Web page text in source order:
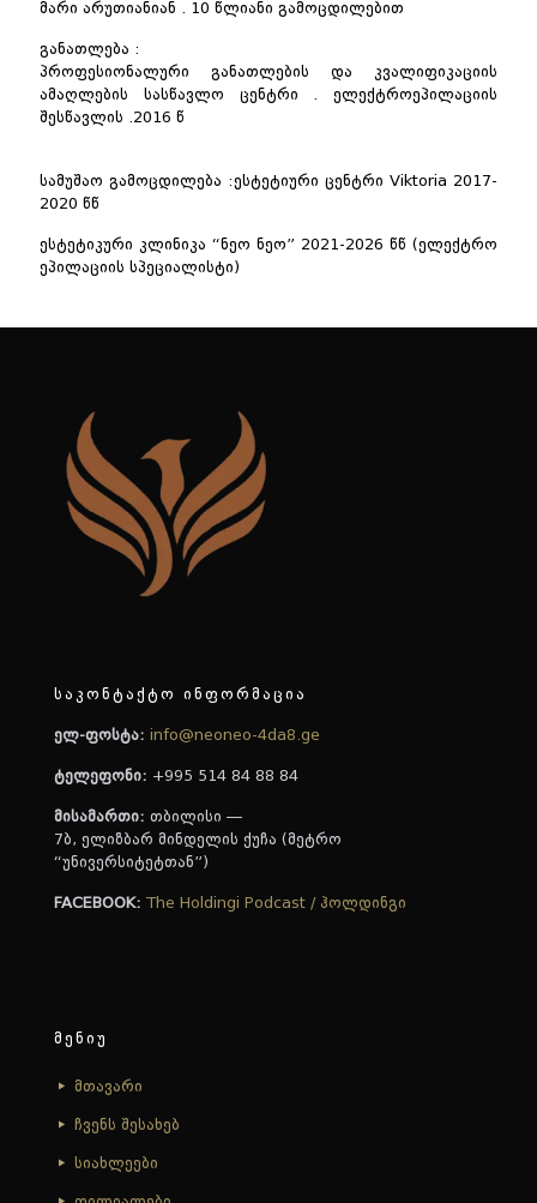
მარი არუთიანიან . 10 წლიანი გამოცდილებით
განათლება :
პროფესიონალური განათლების და კვალიფიკაციის
ამაღლების სასწავლო ცენტრი . ელექტროეპილაციის
შესწავლის .2016 წ
სამუშაო გამოცდილება :ესტეტიური ცენტრი Viktoria 2017-
2020 წწ
ესტეტიკური კლინიკა “ნეო ნეო” 2021-2026 წწ (ელექტრო
ეპილაციის სპეციალისტი)
საკონტაქტო ინფორმაცია
ელ-ფოსტა: info@neoneo-4da8.ge
ტელეფონი: +995 514 84 88 84
მისამართი: თბილისი —
7ბ, ელიზბარ მინდელის ქუჩა (მეტრო
“უნივერსიტეტთან”)
FACEBOOK: The Holdingi Podcast / ჰოლდინგი
მენიუ
მთავარი
ჩვენს შესახებ
სიახლეები